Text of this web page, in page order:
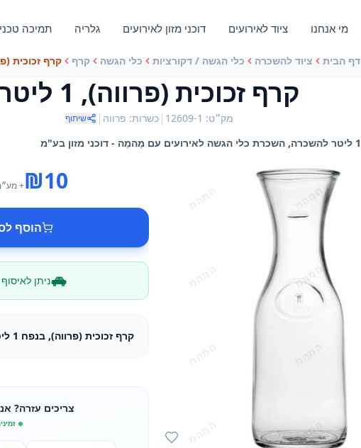
מי אנחנו ציוד לאירועים דוכני מזון לאירועים גלריה תמיכה
דף הבית ציוד להשכרה כלי הגשה / דקורציות כלי הגשה קרף קרף זכוכית
קרף זכוכית (פרווה), 1 ליטר
מק״ט:
12609-1
|כשרות: פרווה | שיתוף
₪10
+
הוסף
ניתן
קרף זכוכית (פרווה), בנפח 1 ליטר ההשכרה ליום אירוע
צריכים עזרה?